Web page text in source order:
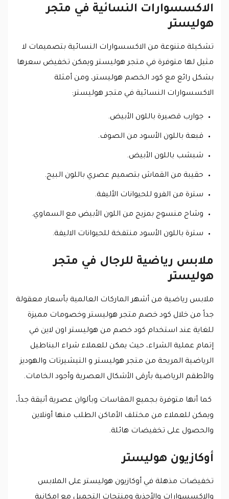
الاكسسوارات النسائية في متجر
هوليستر
تشكيلة متنوعة من الاكسسوارات النسائية بتصميمات لا
مثيل لها متوفرة في متجر هوليستر ويمكن تخفيض سعرها
بشكل رائع مع كود الخصم هوليستر، ومن أمثلة
الاكسسوارات النسائية في متجر هوليستر:
جوارب قصيرة باللون الأبيض.
قبعة باللون الأسود من الصوف.
شبشب باللون الأبيض.
حقيبة من القماش بتصميم عصري باللون البيج.
سترة من الفرو للحيوانات الأليفة.
وشاح منسوج بمزيج من اللون الأبيض مع السماوي.
سترة باللون الأسود منتفخة للحيوانات الاليفة.
ملابس رياضية للرجال في متجر
هوليستر
ملابس رياضية من أشهر الماركات العالمية بأسعار معقولة
جداً من خلال كود خصم متجر هوليستر وخصومات مميزة
للغاية عند استخدام كود خصم من هوليستر اون لاين في
إتمام عملية الشراء، حيث يمكن للعملاء شراء البناطيل
الرياضية المريحة من متجر هوليستر و التيشيرتات والهوديز
والأطقم الرياضية بأرقى الأشكال العصرية وأجود الخامات.
كما أنها متوفرة بجميع المقاسات وبألوان عصرية أنيقة جداً،
ويمكن للعملاء من مختلف الأماكن الطلب منها أونلاين
والحصول على تخفيضات هائلة.
أوكازيون هوليستر
تخفيضات مذهلة في أوكازيون هوليستر على الملابس
والاكسسوارات والأحذية ومنتجات التجميل مع إمكانية